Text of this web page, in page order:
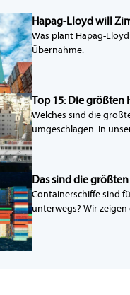
Hapag-Lloyd will
Was plant Hapag-
Übernahme.
Top 15: Die größten
Welches sind die
umgeschlagen. In
Das sind die
Containerschiffe sind
unterwegs? Wir